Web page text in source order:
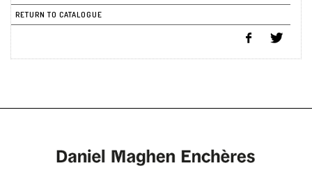
RETURN TO CATALOGUE